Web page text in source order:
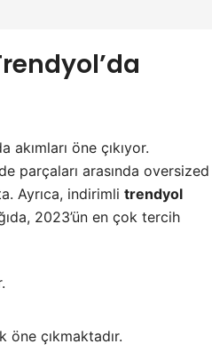
öne çıkıyor.
parçaları arasında oversized
Ayrıca, indirimli trendyol
2023’ün en çok tercih
öne çıkmaktadır.